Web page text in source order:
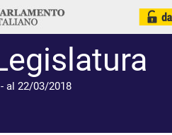
al 22/03/2018